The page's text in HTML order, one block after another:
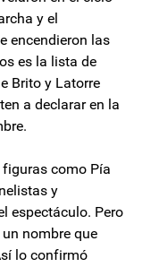
y el
encendieron las
es la lista de
Brito y Latorre
a declarar en la
como Pía
y
espectáculo. Pero
nombre que
lo confirmó